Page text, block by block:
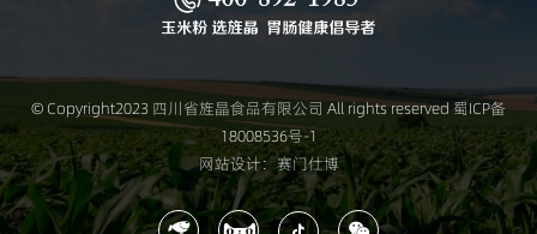
© Copyright2023 四川省旌晶食品有限公司 All rights reserved 蜀ICP备
18008536号-1
网站设计：赛门仕博
   